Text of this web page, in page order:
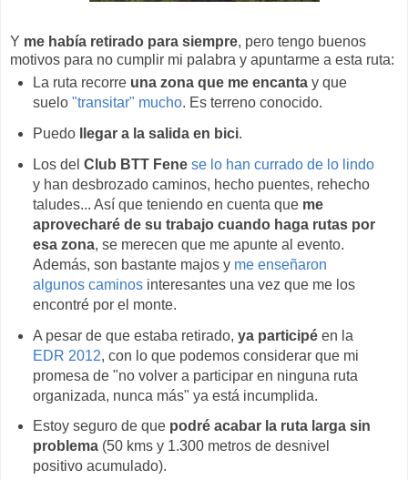
Y me había retirado para siempre, pero tengo buenos
motivos para no cumplir mi palabra y apuntarme a esta ruta:
La ruta recorre una zona que me encantay que
suelo "transitar" mucho. Es terreno conocido.
Puedo
llegar a la salida en bici.
Los del Club BTT Fene se lo han currado de lo lindo
y han desbrozado caminos, hecho puentes, rehecho
taludes... Así que teniendo en cuenta que me
aprovecharé de su trabajo cuando haga rutas por
esa zona, se merecen que me apunte al evento.
Además, son bastante majos y me enseñaron
algunos caminosinteresantes una vez que me los
encontré por el monte.
A pesar de que estaba retirado, ya participéen la
EDR 2012, con lo que podemos considerar que mi
promesa de "no volver a participar en ninguna ruta
organizada, nunca más" ya está incumplida.
Estoy seguro de que podré acabar la ruta larga sin
problema(50 kms y 1.300 metros de desnivel
positivo acumulado).